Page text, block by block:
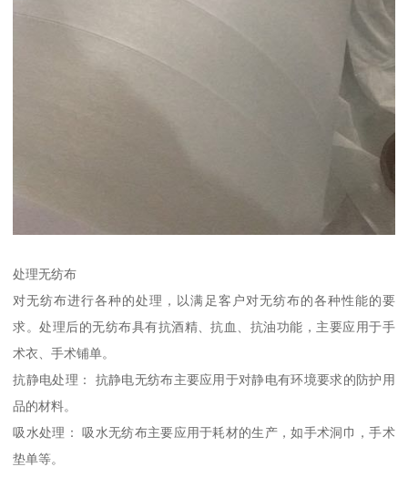
处理无纺布
对无纺布进行各种的处理，以满足客户对无纺布的各种性能的要
求。处理后的无纺布具有抗酒精、抗血、抗油功能，主要应用于手
术衣、手术铺单。
抗静电处理： 抗静电无纺布主要应用于对静电有环境要求的防护用
品的材料。
吸水处理： 吸水无纺布主要应用于耗材的生产，如手术洞巾，手术
垫单等。